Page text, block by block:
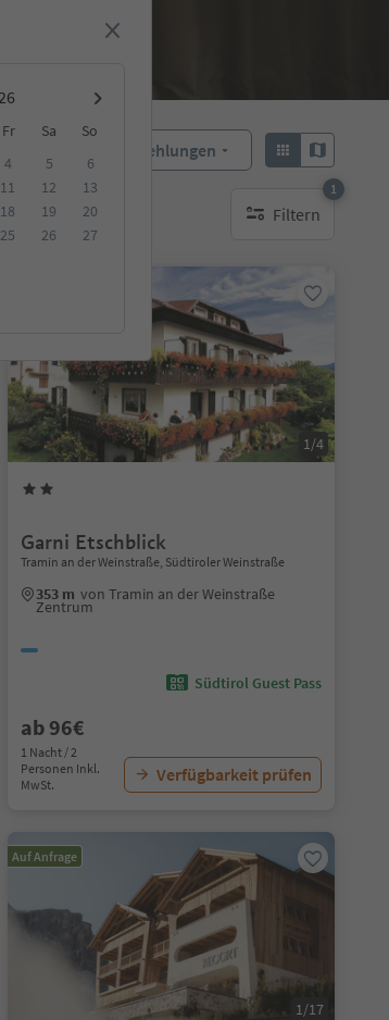
Fr Sa
So
4 5
6
11 12
13
18 19
20
25 26
27
Empfehlungen
Filtern
1
1 aktiver Filter
1/4
Garni Etschblick
Tramin an der Weinstraße, Südtiroler Weinstraße
353 m von Tramin an der Weinstraße
Zentrum
Südtirol Guest Pass
ab 96€
1 Nacht / 2
Personen Inkl.
MwSt.
Verfügbarkeit prüfen
Auf Anfrage
1/17